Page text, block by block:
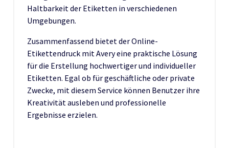
Haltbarkeit der Etiketten in verschiedenen
Umgebungen.
Zusammenfassend bietet der Online-
Etikettendruck mit Avery eine praktische Lösung
für die Erstellung hochwertiger und individueller
Etiketten. Egal ob für geschäftliche oder private
Zwecke, mit diesem Service können Benutzer ihre
Kreativität ausleben und professionelle
Ergebnisse erzielen.